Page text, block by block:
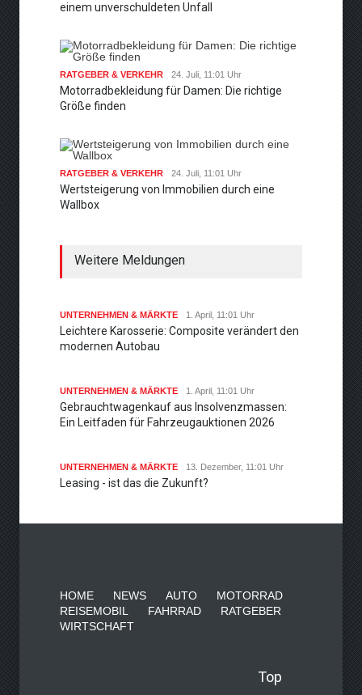
einem unverschuldeten Unfall
RATGEBER & VERKEHR 24. Juli, 11:01 Uhr
Motorradbekleidung für Damen: Die richtige
Größe finden
RATGEBER & VERKEHR 24. Juli, 11:01 Uhr
Wertsteigerung von Immobilien durch eine
Wallbox
Weitere Meldungen
UNTERNEHMEN & MÄRKTE 1. April, 11:01 Uhr
Leichtere Karosserie: Composite verändert den
modernen Autobau
UNTERNEHMEN & MÄRKTE 1. April, 11:01 Uhr
Gebrauchtwagenkauf aus Insolvenzmassen:
Ein Leitfaden für Fahrzeugauktionen 2026
UNTERNEHMEN & MÄRKTE 13. Dezember, 11:01 Uhr
Leasing - ist das die Zukunft?
HOME NEWS AUTO
MOTORRAD
REISEMOBIL
FAHRRAD
RATGEBER
WIRTSCHAFT
Top